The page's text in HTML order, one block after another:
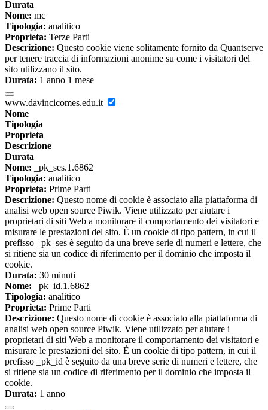
Durata
Nome: mc
Tipologia: analitico
Proprieta: Terze Parti
Descrizione: Questo cookie viene solitamente fornito da Quantserve
per tenere traccia di informazioni anonime su come i visitatori del
sito utilizzano il sito.
Durata: 1 anno 1 mese
www.davincicomes.edu.it
Nome
Tipologia
Proprieta
Descrizione
Durata
Nome: _pk_ses.1.6862
Tipologia: analitico
Proprieta: Prime Parti
Descrizione: Questo nome di cookie è associato alla piattaforma di
analisi web open source Piwik. Viene utilizzato per aiutare i
proprietari di siti Web a monitorare il comportamento dei visitatori e
misurare le prestazioni del sito. È un cookie di tipo pattern, in cui il
prefisso _pk_ses è seguito da una breve serie di numeri e lettere, che
si ritiene sia un codice di riferimento per il dominio che imposta il
cookie.
Durata: 30 minuti
Nome: _pk_id.1.6862
Tipologia: analitico
Proprieta: Prime Parti
Descrizione: Questo nome di cookie è associato alla piattaforma di
analisi web open source Piwik. Viene utilizzato per aiutare i
proprietari di siti Web a monitorare il comportamento dei visitatori e
misurare le prestazioni del sito. È un cookie di tipo pattern, in cui il
prefisso _pk_id è seguito da una breve serie di numeri e lettere, che
si ritiene sia un codice di riferimento per il dominio che imposta il
cookie.
Durata: 1 anno